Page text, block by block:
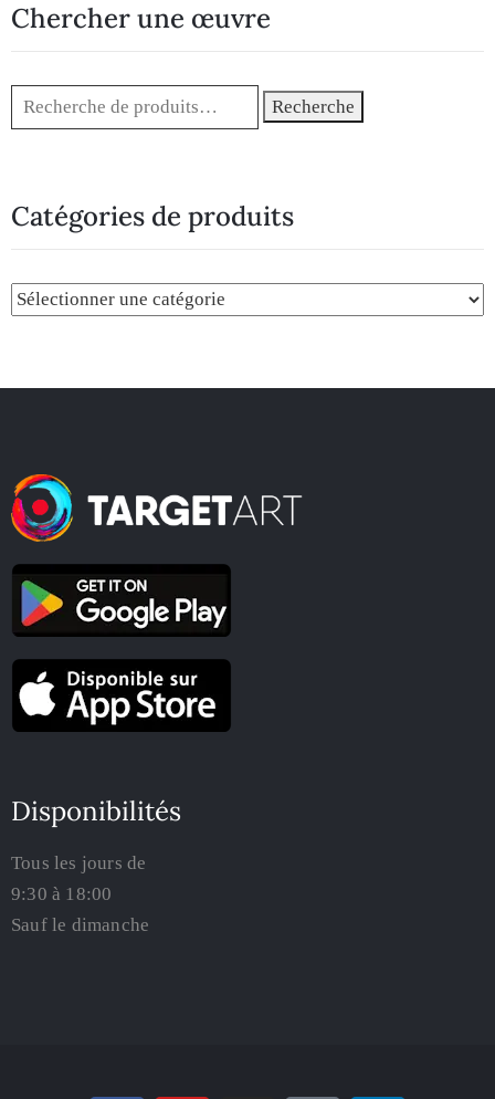
Chercher une œuvre
Recherche
Catégories de produits
Disponibilités
Tous les jours de
9:30 à 18:00
Sauf le dimanche